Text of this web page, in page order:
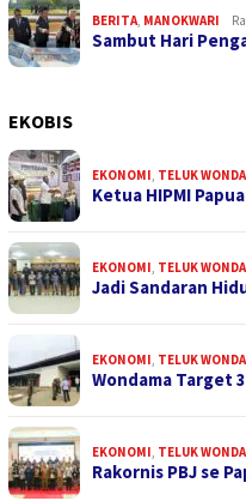
BERITA MANOKWARI
Sambut Hari
EKOBIS
EKONOMI TELUK
Ketua HIPMI
EKONOMI TELUK
Jadi Sandaran
EKONOMI TELUK
Wondama Target
EKONOMI TELUK
Rakornis PBJ se